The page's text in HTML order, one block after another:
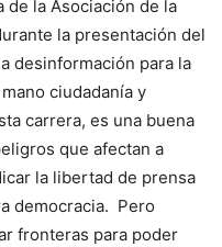
de la Asociación de la
la presentación del
desinformación para la
ciudadanía y
carrera, es una buena
que afectan a
la libertad de prensa
democracia. Pero
fronteras para poder